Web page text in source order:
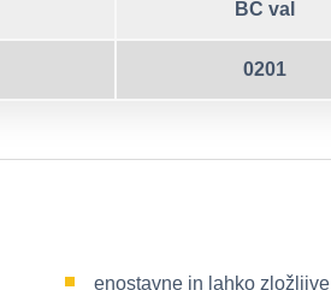
BC val
0201
enostavne in lahko zložljive